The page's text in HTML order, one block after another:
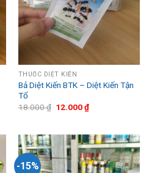
THUỐC DIỆT KIẾN
Bả Diệt Kiến BTK – Diệt Kiến Tận
Tổ
18.000₫ 12.000₫
-15%